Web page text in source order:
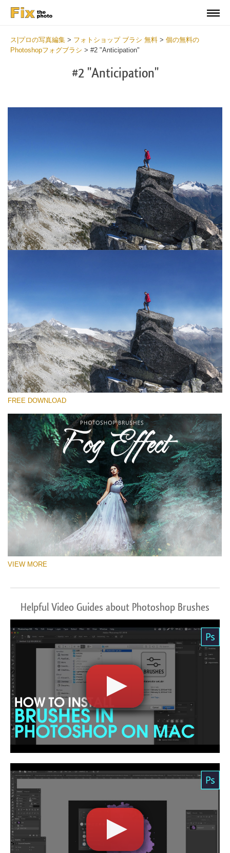
ス|プロの写真編集 > フォトショップ ブラシ 無料 > 個の無料の
Photoshopフォグブラシ > #2 "Anticipation"
#2 "Anticipation"
選んでください
(30 Ps Brushes)
無料ダウンロード
FREE DOWNLOAD
VIEW MORE
Helpful Video Guides about Photoshop Brushes